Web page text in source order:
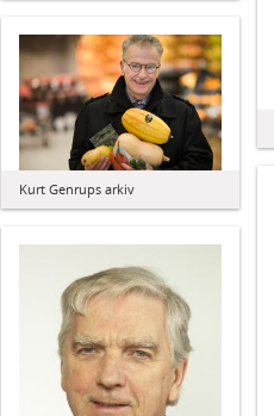
Kurt Genrups arkiv